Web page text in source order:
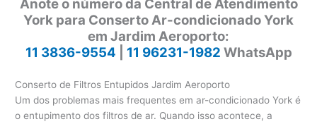
Anote o número da Central de Atendimento
York para Conserto Ar-condicionado York
em Jardim Aeroporto:
11 3836-9554
11 96231-1982 WhatsApp
Conserto de Filtros Entupidos Jardim Aeroporto
Um dos problemas mais frequentes em ar-condicionado York é
o entupimento dos filtros de ar. Quando isso acontece, a